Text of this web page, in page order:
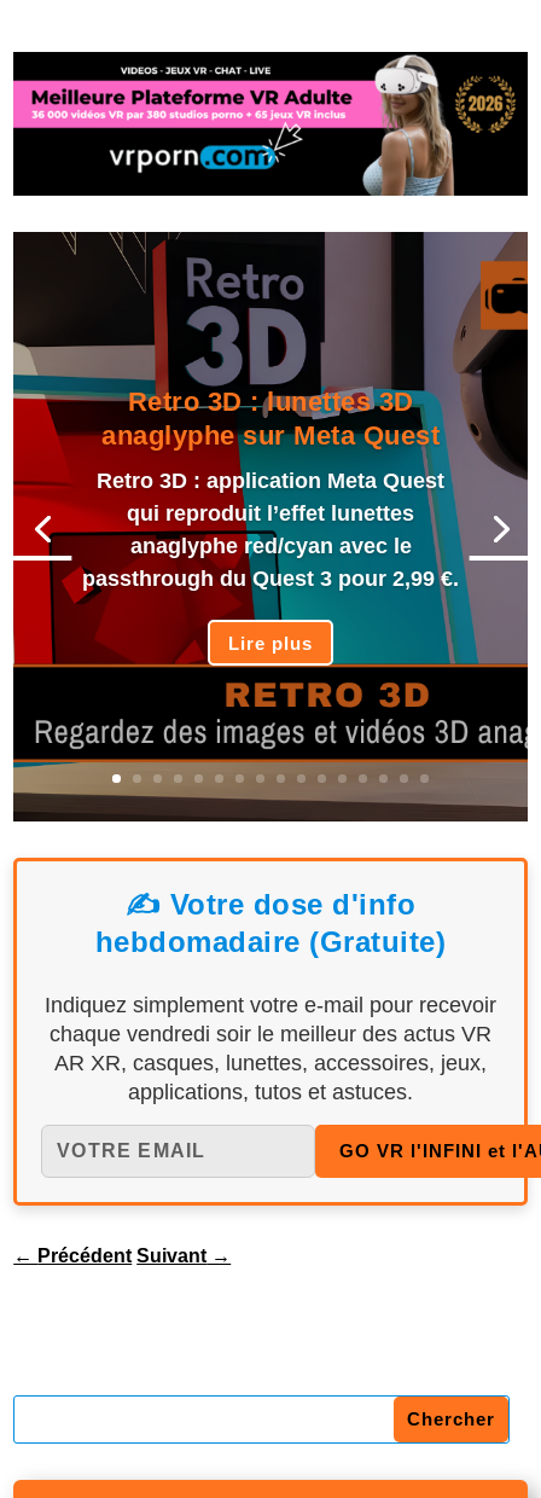
Retro 3D : lunettes 3D
anaglyphe sur Meta Quest
Retro 3D : application Meta Quest
qui reproduit l’effet lunettes
anaglyphe red/cyan avec le
passthrough du Quest 3 pour 2,99 €.
Lire plus
✍️ Votre dose d'info
hebdomadaire (Gratuite)
Indiquez simplement votre e-mail pour recevoir
chaque vendredi soir le meilleur des actus VR
AR XR, casques, lunettes, accessoires, jeux,
applications, tutos et astuces.
← Précédent Suivant →